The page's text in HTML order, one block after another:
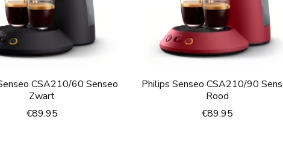
CSA210/60 Senseo
Zwart
€89.95
Philips Senseo CSA210/90
Rood
€89.95